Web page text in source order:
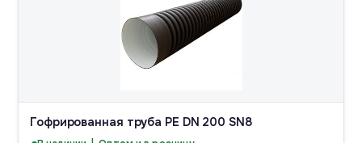
Гофрированная труба PE DN 200 SN8